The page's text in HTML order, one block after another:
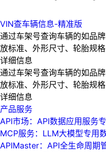
VIN查车辆信息-精准版
通过车架号查询车辆的如品
放标准、外形尺寸、轮胎规
详细信息
通过车架号查询车辆的如品
放标准、外形尺寸、轮胎规
详细信息
产品服务
API市场：API数据应用服务
MCP服务：LLM大模型专用
APIMaster：API全生命周期